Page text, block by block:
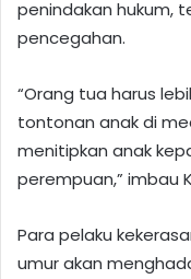
penindakan hukum,
pencegahan.
“Orang tua harus
tontonan anak di
menitipkan anak
perempuan,” imbau
Para pelaku
umur akan